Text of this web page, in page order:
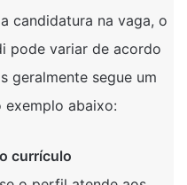
candidatura na vaga, o
pode variar de acordo
geralmente segue um
abaixo:
currículo